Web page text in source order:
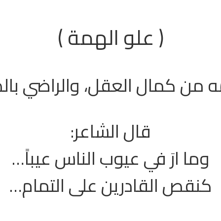
( علو الهمة )
من كمال العقل، والراضي
قال الشاعر:
وما ارَ في عيوب الناس عيباً…
كنقص القادرين على التمام…